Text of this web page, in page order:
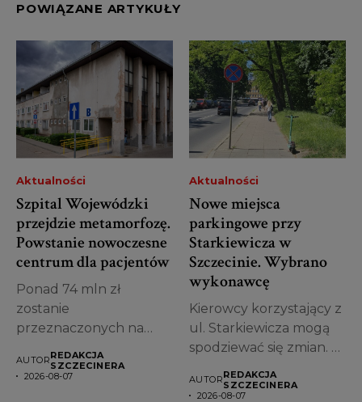
POWIĄZANE ARTYKUŁY
Aktualności
Szpital Wojewódzki
przejdzie metamorfozę.
Powstanie nowoczesne
centrum dla pacjentów
Ponad 74 mln zł
zostanie
przeznaczonych na
najstarszych obiektów...
AUTORREDAKCJA
SZCZECINERA
2026-08-07
Aktualności
Nowe miejsca
parkingowe przy
Starkiewicza w
Szczecinie. Wybrano
wykonawcę
Kierowcy korzystający z
ul. Starkiewicza mogą
spodziewać się zmian. W
AUTORREDAKCJA
SZCZECINERA
2026-08-07